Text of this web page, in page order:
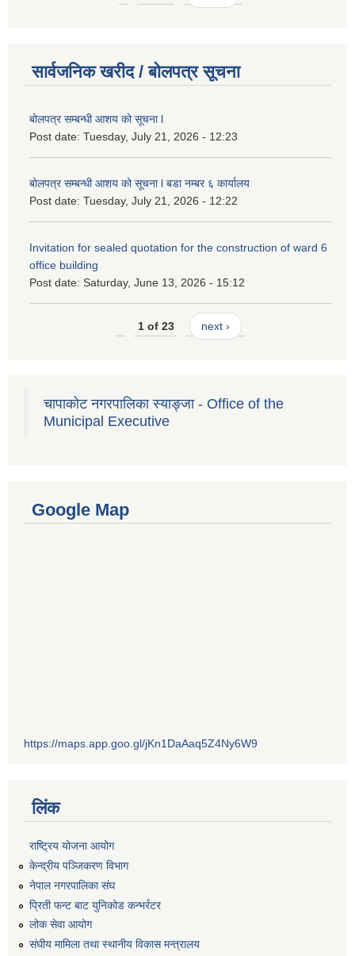
सार्वजनिक खरीद / बोलपत्र सूचना
बोलपत्र सम्बन्धी आशय को सूचना l
Post date: Tuesday, July 21, 2026 - 12:23
बोलपत्र सम्बन्धी आशय को सूचना l बडा नम्बर ६ कार्यालय
Post date: Tuesday, July 21, 2026 - 12:22
Invitation for sealed quotation for the construction of ward 6
office building
Post date: Saturday, June 13, 2026 - 15:12
1 of 23 next ›
चापाकोट नगरपालिका स्याङ्जा - Office of the
Municipal Executive
Google Map
https://maps.app.goo.gl/jKn1DaAaq5Z4Ny6W9
लिंक
राष्ट्रिय योजना आयोग
केन्द्रीय पञ्जिकरण विभाग
नेपाल नगरपालिका संघ
प्रिती फन्ट बाट युनिकोड कन्भर्रटर
लोक सेवा आयोग
संघीय मामिला तथा स्थानीय विकास मन्त्रालय